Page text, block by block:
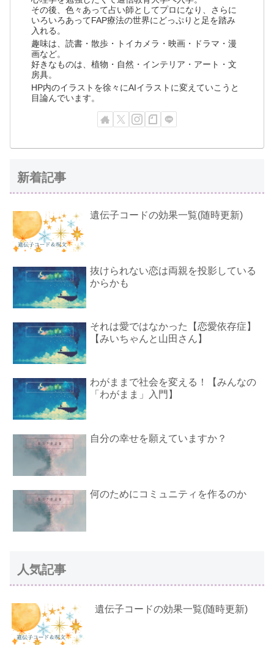
その後、色々あって占い師としてプロになり、さらに
いろいろあってFAP療法の世界にどっぷりと足を踏み
入れる。
趣味は、読書・散歩・トイカメラ・映画・ドラマ・漫
画など。
好きなものは、植物・自然・インテリア・アート・文
房具。
HP内のイラストを徐々にAIイラストに変えていこうと
目論んでいます。
新着記事
遺伝子コードの効果一覧(随時更新)
抜けられない恋は両親を投影している
からかも
それは愛ではなかった【恋愛依存症】
【みいちゃんと山田さん】
わがままで社会を変える！【みんなの
「わがまま」入門】
自分の幸せを願えていますか？
何のためにコミュニティを作るのか
人気記事
遺伝子コードの効果一覧(随時更新)